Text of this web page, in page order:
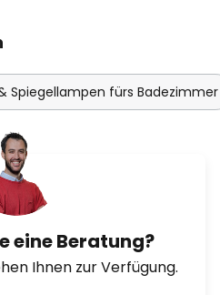
Spiegellampen fürs Badezimmer
eine Beratung?
Ihnen zur Verfügung.